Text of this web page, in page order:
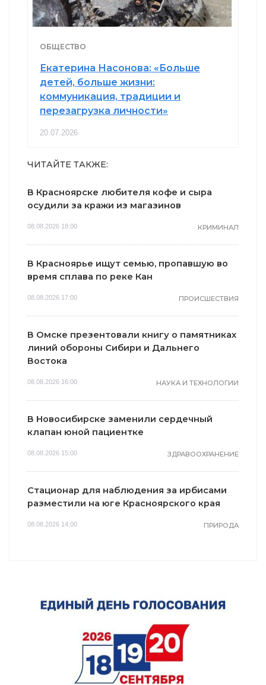
ОБЩЕСТВО
Екатерина Насонова: «Больше
детей, больше жизни:
коммуникация, традиции и
перезагрузка личности»
20.07.2026
ЧИТАЙТЕ ТАКЖЕ:
В Красноярске любителя кофе и сыра
осудили за кражи из магазинов
08.08.2026 18:00 КРИМИНАЛ
В Красноярье ищут семью, пропавшую во
время сплава по реке Кан
08.08.2026 17:00 ПРОИСШЕСТВИЯ
В Омске презентовали книгу о памятниках
линий обороны Сибири и Дальнего
Востока
08.08.2026 16:00 НАУКА И ТЕХНОЛОГИИ
В Новосибирске заменили сердечный
клапан юной пациентке
08.08.2026 15:00 ЗДРАВООХРАНЕНИЕ
Стационар для наблюдения за ирбисами
разместили на юге Красноярского края
08.08.2026 14:00 ПРИРОДА